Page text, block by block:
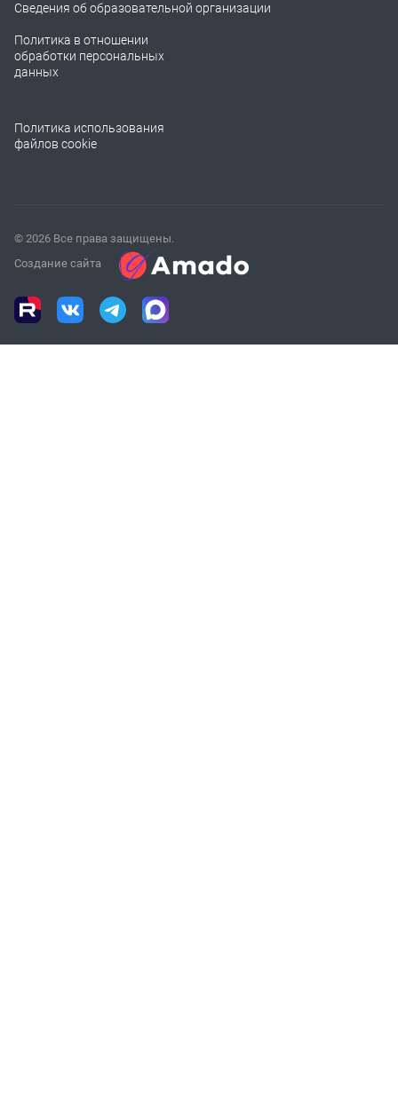
Сведения об образовательной организации
Политика в отношении
обработки персональных
данных
Политика использования
файлов cookie
© 2026 Все права защищены.
Создание сайта